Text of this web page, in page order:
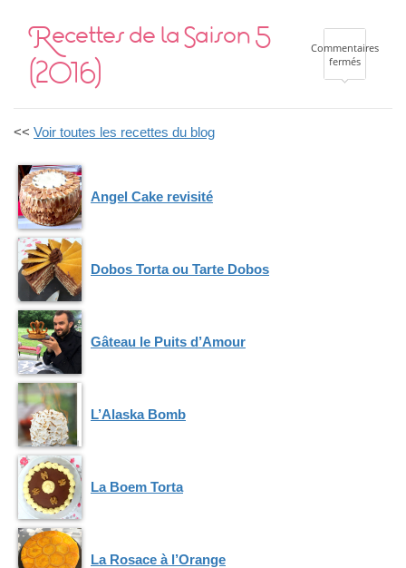
Recettes de la Saison 5
(2016)
Commentaires
ferméssur
<< Voir toutes les recettes du blog
Angel Cake revisité
Dobos Torta ou Tarte Dobos
Gâteau le Puits d’Amour
L’Alaska Bomb
La Boem Torta
La Rosace à l’Orange